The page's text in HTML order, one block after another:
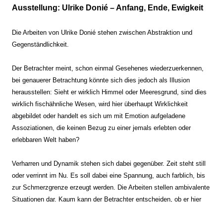
Ausstellung: Ulrike Donié – Anfang, Ende, Ewigkeit
Die Arbeiten von Ulrike Donié stehen zwischen Abstraktion und
Gegenständlichkeit.
Der Betrachter meint, schon einmal Gesehenes wiederzuerkennen,
bei genauerer Betrachtung könnte sich dies jedoch als Illusion
herausstellen: Sieht er wirklich Himmel oder Meeresgrund, sind dies
wirklich fischähnliche Wesen, wird hier überhaupt Wirklichkeit
abgebildet oder handelt es sich um mit Emotion aufgeladene
Assoziationen, die keinen Bezug zu einer jemals erlebten oder
erlebbaren Welt haben?
Verharren und Dynamik stehen sich dabei gegenüber. Zeit steht still
oder verrinnt im Nu. Es soll dabei eine Spannung, auch farblich, bis
zur Schmerzgrenze erzeugt werden. Die Arbeiten stellen ambivalente
Situationen dar. Kaum kann der Betrachter entscheiden, ob er hier